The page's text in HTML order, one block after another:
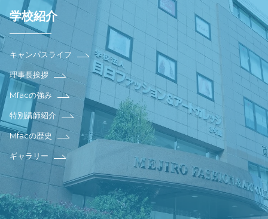
学校紹介
キャンパスライフ
理事長挨拶
Mfacの強み
特別講師紹介
Mfacの歴史
ギャラリー